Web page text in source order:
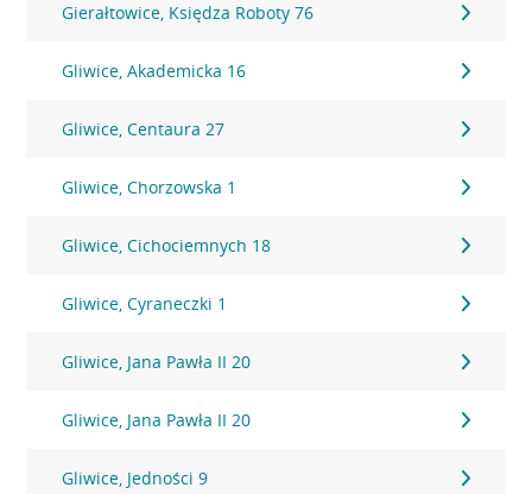
Gierałtowice, Księdza Roboty 76
Gliwice, Akademicka 16
Gliwice, Centaura 27
Gliwice, Chorzowska 1
Gliwice, Cichociemnych 18
Gliwice, Cyraneczki 1
Gliwice, Jana Pawła II 20
Gliwice, Jana Pawła II 20
Gliwice, Jedności 9